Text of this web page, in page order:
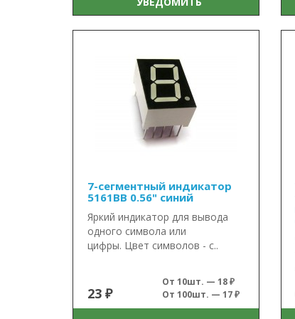
7-сегментный индикатор
5161BB 0.56" синий
Яркий индикатор для вывода
одного символа или
цифры. Цвет символов - с..
23 ₽
От 10шт. — 18 ₽
От 100шт. — 17 ₽